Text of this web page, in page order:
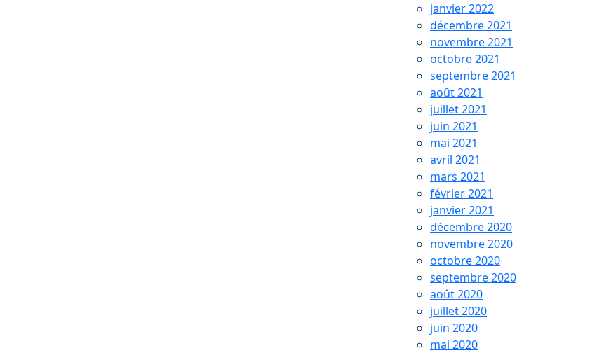
janvier 2022
décembre 2021
novembre 2021
octobre 2021
septembre 2021
août 2021
juillet 2021
juin 2021
mai 2021
avril 2021
mars 2021
février 2021
janvier 2021
décembre 2020
novembre 2020
octobre 2020
septembre 2020
août 2020
juillet 2020
juin 2020
mai 2020